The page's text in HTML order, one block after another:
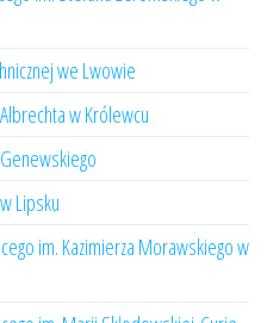
we Lwowie
w Królewcu
Lipsku
im. Kazimierza Morawskiego w